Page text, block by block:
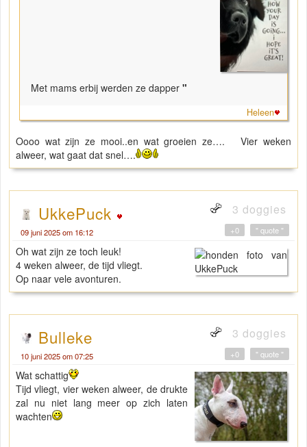
Met mams erbij werden ze dapper "
Heleen
Oooo wat zijn ze mooi..en wat groeien ze…. Vier weken
alweer, wat gaat dat snel….
UkkePuck 3 doggies
09 juni 2025 om 16:12 " quote "
+0
Oh wat zijn ze toch leuk!
4 weken alweer, de tijd vliegt.
Op naar vele avonturen.
Bulleke 3 doggies
10 juni 2025 om 07:25 " quote "
+0
Wat schattig
Tijd vliegt, vier weken alweer, de drukte
zal nu niet lang meer op zich laten
wachten